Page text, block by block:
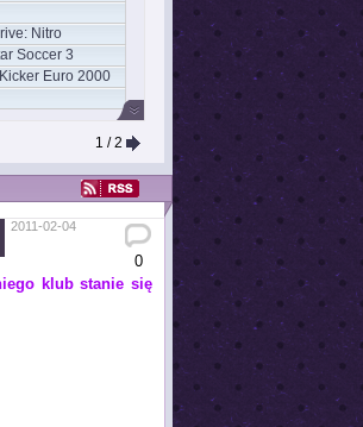
Nitro
Soccer 3
Euro 2000
1 / 2
2011-02-04
0
klub stanie się